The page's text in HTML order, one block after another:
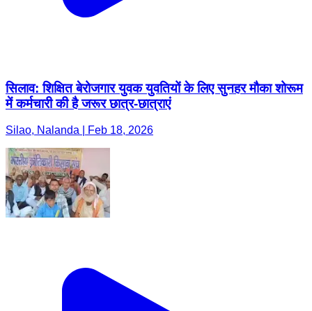
सिलाव: शिक्षित बेरोजगार युवक युवतियों के लिए सुनहर मौका शोरूम
में कर्मचारी की है जरूर छात्र-छात्राएं
Silao, Nalanda | Feb 18, 2026